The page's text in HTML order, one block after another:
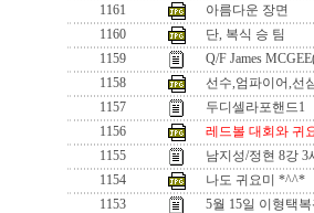
1161
아름다운 장면
1160
단, 복식 승 팀
1159
Q/F James
1158
선수,엄파이어,선
1157
두디셀라포핸드1
1156
레드볼 대회와 귀
1155
남지성/정현 8강 3
1154
나도 귀요미 *^^*
1153
5월 15일 이형택